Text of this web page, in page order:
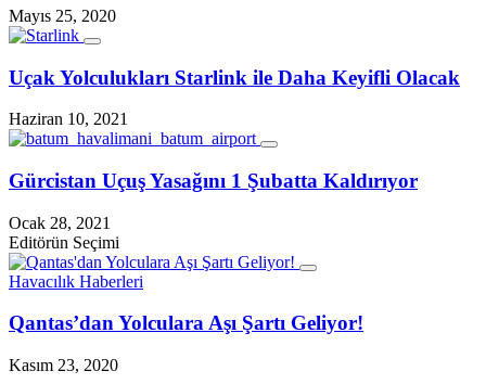
Mayıs 25, 2020
Uçak Yolculukları Starlink ile Daha Keyifli Olacak
Haziran 10, 2021
Gürcistan Uçuş Yasağını 1 Şubatta Kaldırıyor
Ocak 28, 2021
Editörün Seçimi
Havacılık Haberleri
Qantas’dan Yolculara Aşı Şartı Geliyor!
Kasım 23, 2020